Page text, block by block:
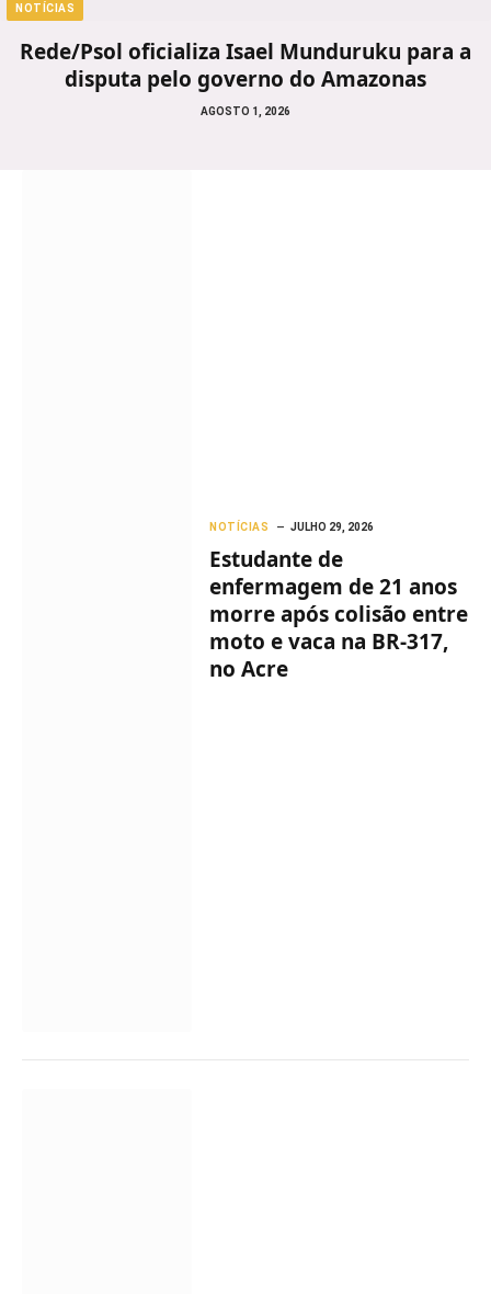
NOTÍCIAS
Rede/Psol oficializa Isael Munduruku para a
disputa pelo governo do Amazonas
AGOSTO 1, 2026
NOTÍCIAS JULHO 29, 2026
Estudante de
enfermagem de 21 anos
morre após colisão entre
moto e vaca na BR-317,
no Acre